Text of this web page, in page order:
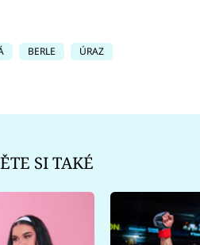
BERLE
ÚRAZ
SI TAKÉ